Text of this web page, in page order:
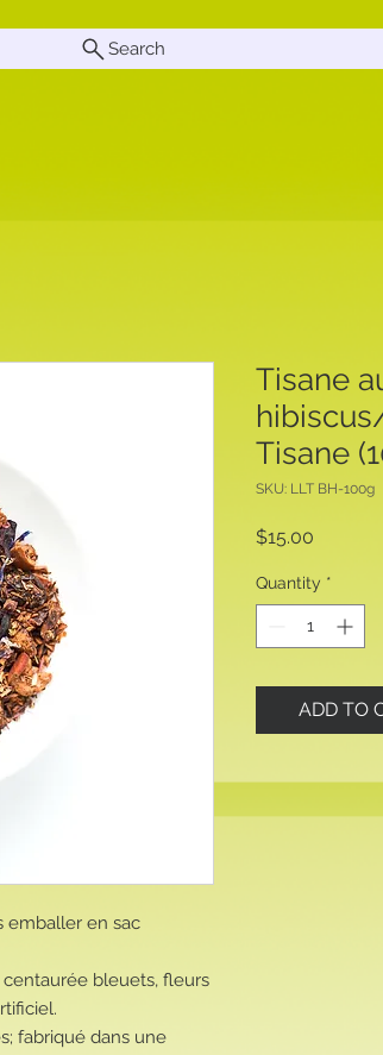
Search
emballer en sac
centaurée bleuets, fleurs
fabriqué dans une
Tisane
Tisane
SKU: LLT BH-100g
$15.00
Quantity *
ADD TO